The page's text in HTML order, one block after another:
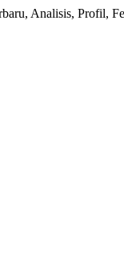
Analisis, Profil,